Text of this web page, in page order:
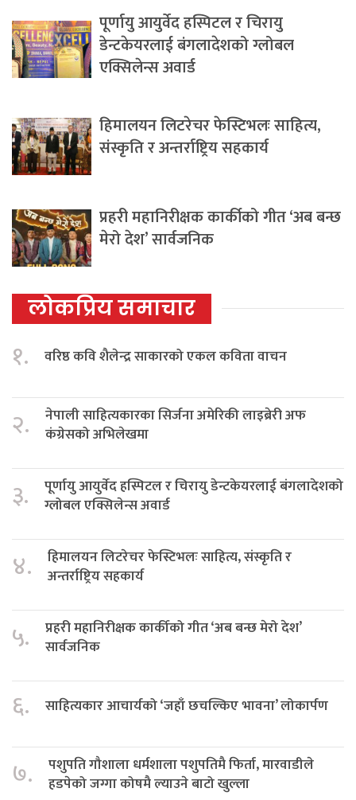
पूर्णायु आयुर्वेद हस्पिटल र चिरायु
डेन्टकेयरलाई बंगलादेशको ग्लोबल
एक्सिलेन्स अवार्ड
हिमालयन लिटरेचर फेस्टिभलः साहित्य,
संस्कृति र अन्तर्राष्ट्रिय सहकार्य
प्रहरी महानिरीक्षक कार्कीको गीत ‘अब बन्छ
मेरो देश’ सार्वजनिक
लोकप्रिय समाचार
१. वरिष्ठ कवि शैलेन्द्र साकारको एकल कविता वाचन
२.
नेपाली साहित्यकारका सिर्जना अमेरिकी लाइब्रेरी अफ
कंग्रेसको अभिलेखमा
३.
पूर्णायु आयुर्वेद हस्पिटल र चिरायु डेन्टकेयरलाई बंगलादेशको
ग्लोबल एक्सिलेन्स अवार्ड
४.
हिमालयन लिटरेचर फेस्टिभलः साहित्य, संस्कृति र
अन्तर्राष्ट्रिय सहकार्य
५.
प्रहरी महानिरीक्षक कार्कीको गीत ‘अब बन्छ मेरो देश’
सार्वजनिक
६. साहित्यकार आचार्यको ‘जहाँ छचल्किए भावना’ लोकार्पण
७.
पशुपति गौशाला धर्मशाला पशुपतिमै फिर्ता, मारवाडीले
हडपेको जग्गा कोषमै ल्याउने बाटो खुल्ला